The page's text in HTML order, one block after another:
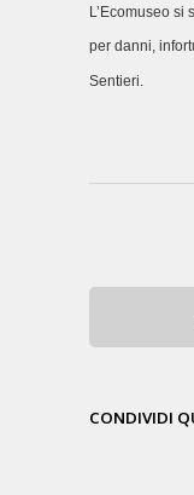
L’Ecomuseo
per danni,
Sentieri.
CONDIVIDI